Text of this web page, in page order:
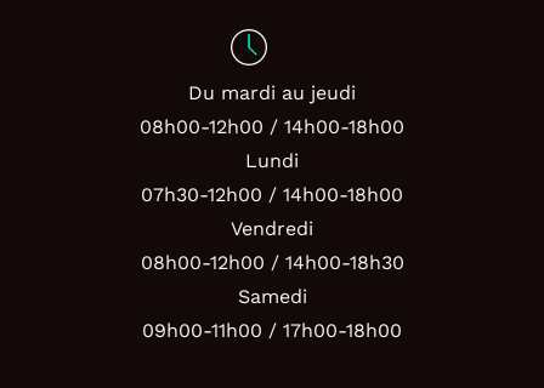
Du mardi au jeudi
08h00-12h00 / 14h00-18h00
Lundi
07h30-12h00 / 14h00-18h00
Vendredi
08h00-12h00 / 14h00-18h30
Samedi
09h00-11h00 / 17h00-18h00